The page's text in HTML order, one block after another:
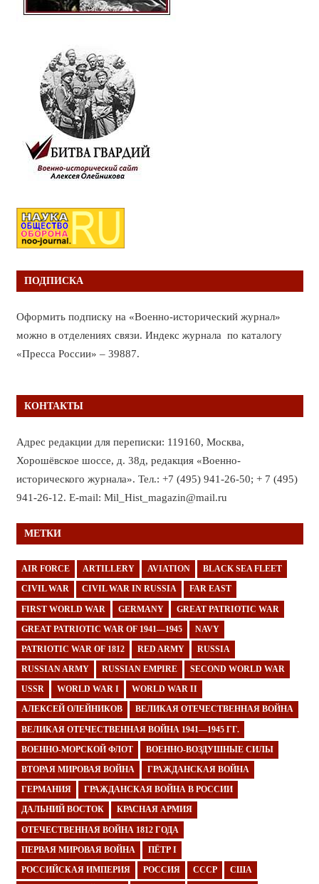
ПОДПИСКА
Оформить подписку на «Военно-исторический журнал»
можно в отделениях связи. Индекс журнала по каталогу
«Пресса России» – 39887.
КОНТАКТЫ
Адрес редакции для переписки: 119160, Москва,
Хорошёвское шоссе, д. 38д, редакция «Военно-
исторического журнала». Тел.: +7 (495) 941-26-50; + 7 (495)
941-26-12. E-mail: Mil_Hist_magazin@mail.ru
МЕТКИ
AIR FORCE ARTILLERY AVIATION BLACK SEA FLEET
CIVIL WAR CIVIL WAR IN RUSSIA FAR EAST
FIRST WORLD WAR GERMANY GREAT PATRIOTIC WAR
GREAT PATRIOTIC WAR OF 1941—1945 NAVY
PATRIOTIC WAR OF 1812 RED ARMY RUSSIA
RUSSIAN ARMY RUSSIAN EMPIRE SECOND WORLD WAR
USSR WORLD WAR I WORLD WAR II
АЛЕКСЕЙ ОЛЕЙНИКОВ ВЕЛИКАЯ ОТЕЧЕСТВЕННАЯ ВОЙНА
ВЕЛИКАЯ ОТЕЧЕСТВЕННАЯ ВОЙНА 1941—1945 ГГ.
ВОЕННО-МОРСКОЙ ФЛОТ ВОЕННО-ВОЗДУШНЫЕ СИЛЫ
ВТОРАЯ МИРОВАЯ ВОЙНА ГРАЖДАНСКАЯ ВОЙНА
ГЕРМАНИЯ ГРАЖДАНСКАЯ ВОЙНА В РОССИИ
ДАЛЬНИЙ ВОСТОК КРАСНАЯ АРМИЯ
ОТЕЧЕСТВЕННАЯ ВОЙНА 1812 ГОДА
ПЕРВАЯ МИРОВАЯ ВОЙНА ПЁТР I
РОССИЙСКАЯ ИМПЕРИЯ РОССИЯ СССР США